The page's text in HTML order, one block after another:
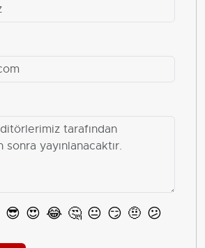
😎 😍 😂 🤔 😐 😏 🤨 😕